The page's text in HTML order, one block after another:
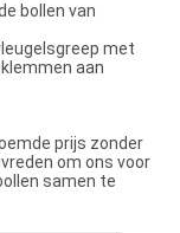
bollen van
met
aan
prijs zonder
om ons voor
samen te